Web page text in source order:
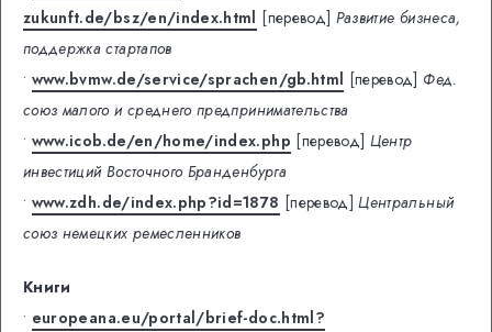
zukunft.de/bsz/en/index.html [перевод] Развитие бизнеса,
поддержка стартапов
• www.bvmw.de/service/sprachen/gb.html [перевод] Фед.
союз малого и среднего предпринимательства
• www.icob.de/en/home/index.php [перевод] Центр
инвестиций Восточного Бранденбурга
• www.zdh.de/index.php?id=1878 [перевод] Центральный
союз немецких ремесленников
Книги
• europeana.eu/portal/brief-doc.html?